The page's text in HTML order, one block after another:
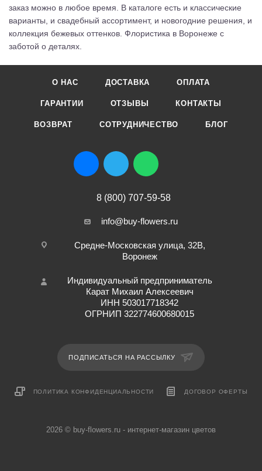
заказ можно в любое время. В каталоге есть и классические
варианты, и свадебный ассортимент, и новогодние решения, и
коллекция бежевых оттенков. Флористика в Воронеже с
заботой о деталях.
О НАС ДОСТАВКА ОПЛАТА
ГАРАНТИИ ОТЗЫВЫ КОНТАКТЫ
ВОЗВРАТ СОТРУДНИЧЕСТВО БЛОГ
8 (800) 707-59-58
info@buy-flowers.ru
Средне-Московская улица, 32В,
Воронеж
Индивидуальный предприниматель
Карат Михаил Алексеевич
ИНН 503017718342
ОГРНИП 322774600680015
ПОДПИСАТЬСЯ НА РАССЫЛКУ
ПОЛИТИКА КОНФИДЕНЦИАЛЬНОСТИ ДОГОВОР ОФЕРТЫ
2026 © buy-flowers.ru - интернет-магазин цветов